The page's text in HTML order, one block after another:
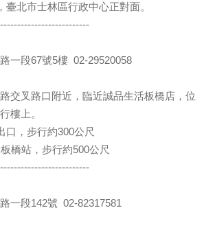
臺北市士林區行政中心正對面。
一段67號5樓 02-29520058
交叉路口附近，臨近誠品生活板橋店，位
樓上。
口，步行約300公尺
橋站，步行約500公尺
一段142號 02-82317581